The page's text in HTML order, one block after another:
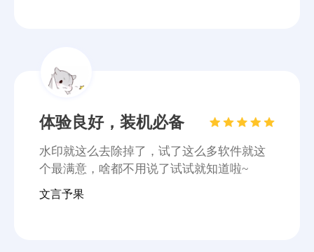
内存小，功能很强大
朋友推荐的水印助手，我经常进行视频制
作，这个入门简单，往后的工作可太轻松
了！